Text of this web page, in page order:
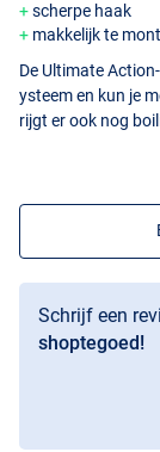
scherpe haak
makkelijk te
De Ultimate
ysteem en kun je
rijgt er ook nog
Schrijf een
shoptegoed!